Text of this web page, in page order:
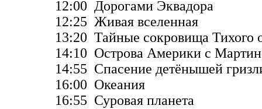
12:00 Дорогами Эквадора
12:25 Живая вселенная
13:20 Тайные сокровища Тихого
14:10 Острова Америки с
14:55 Спасение детёнышей
16:00 Океания
16:55 Суровая планета